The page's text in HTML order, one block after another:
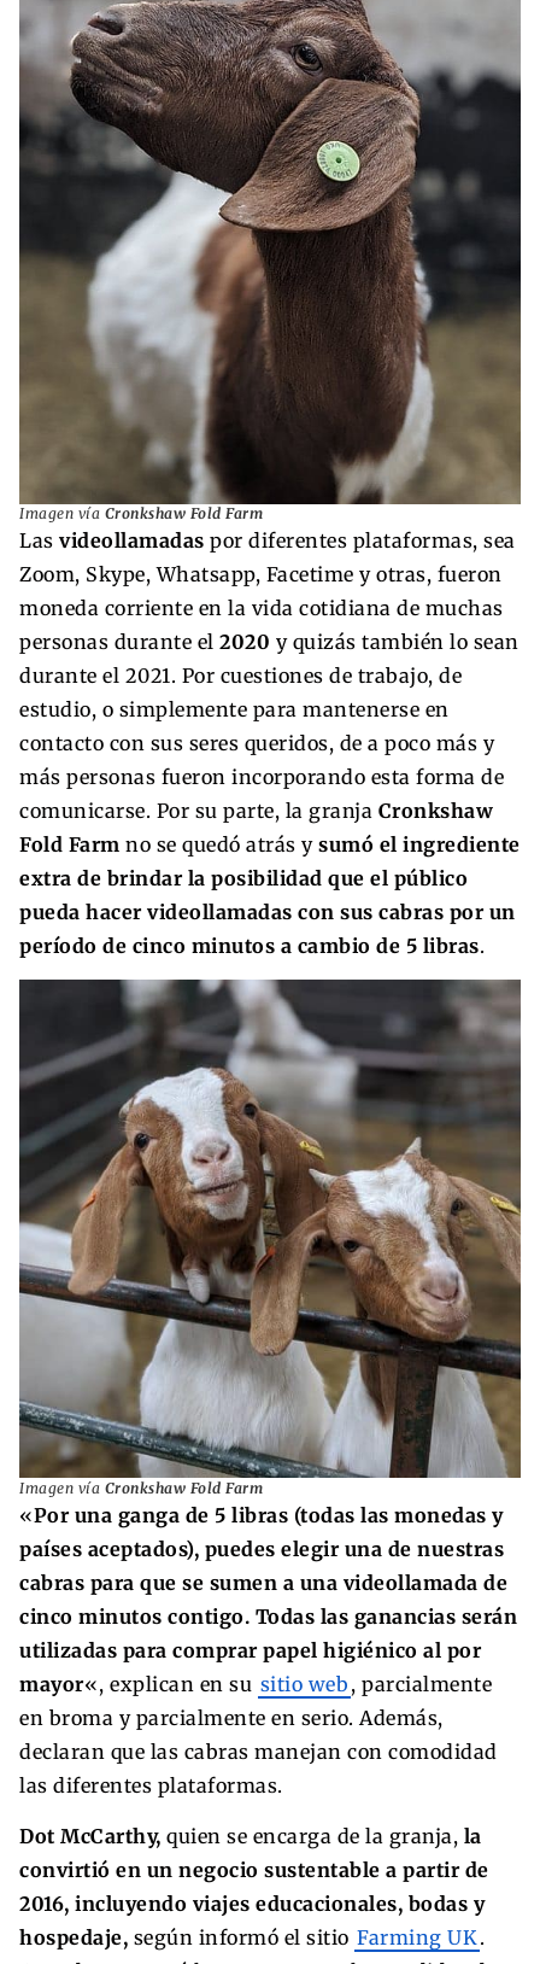
Imagen vía Cronkshaw Fold Farm
Las videollamadas por diferentes plataformas, sea
Zoom, Skype, Whatsapp, Facetime y otras, fueron
moneda corriente en la vida cotidiana de muchas
personas durante el 2020 y quizás también lo sean
durante el 2021. Por cuestiones de trabajo, de
estudio, o simplemente para mantenerse en
contacto con sus seres queridos, de a poco más y
más personas fueron incorporando esta forma de
comunicarse. Por su parte, la granja Cronkshaw
Fold Farm no se quedó atrás ysumó el ingrediente
extra de brindar la posibilidad que el público
pueda hacer videollamadas con sus cabras por un
período de cinco minutos a cambio de 5 libras.
Imagen vía Cronkshaw Fold Farm
«Por una ganga de 5 libras (todas las monedas y
países aceptados), puedes elegir una de nuestras
cabras para que se sumen a una videollamada de
cinco minutos contigo. Todas las ganancias serán
utilizadas para comprar papel higiénico al por
mayor«, explican en su sitio web , parcialmente
en broma y parcialmente en serio. Además,
declaran que las cabras manejan con comodidad
las diferentes plataformas.
Dot McCarthy, quien se encarga de la granja, la
convirtió en un negocio sustentable a partir de
2016, incluyendo viajes educacionales, bodas y
hospedaje, según informó el sitio Farming UK .